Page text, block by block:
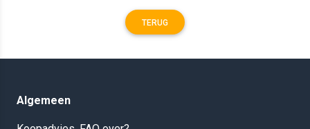
TERUG
Algemeen